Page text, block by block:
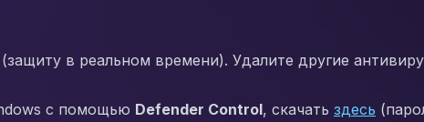
в реальном времени). Удалите другие
с помощью Defender Control, скачать здесь